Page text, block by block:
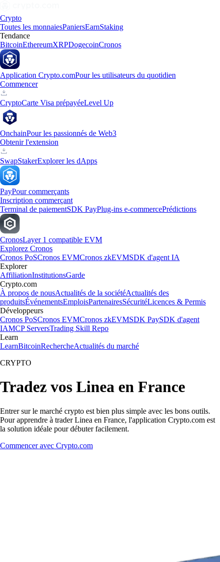
Crypto
Toutes les monnaiesPaniersEarnStaking
Tendance
BitcoinEthereumXRPDogecoinCronos
Application Crypto.comPour les utilisateurs du quotidien
Commencer
CryptoCarte Visa prépayéeLevel Up
OnchainPour les passionnés de Web3
Obtenir l'extension
SwapStakerExplorer les dApps
PayPour commerçants
Inscription commerçant
Terminal de paiementSDK PayPlug-ins e-commercePrédictions
CronosLayer 1 compatible EVM
Explorez Cronos
Cronos PoSCronos EVMCronos zkEVMSDK d'agent IA
Explorer
AffiliationInstitutionsGarde
Crypto.com
À propos de nousActualités de la sociétéActualités des
produitsÉvénementsEmploisPartenairesSécuritéLicences & Permis
Développeurs
Cronos PoSCronos EVMCronos zkEVMSDK PaySDK d'agent
IAMCP ServersTrading Skill Repo
Learn
LearnBitcoinRechercheActualités du marché
CRYPTO
Tradez vos Linea en France
Entrer sur le marché crypto est bien plus simple avec les bons outils.
Pour apprendre à trader Linea en France, l'application Crypto.com est
la solution idéale pour débuter facilement.
Commencer avec Crypto.com